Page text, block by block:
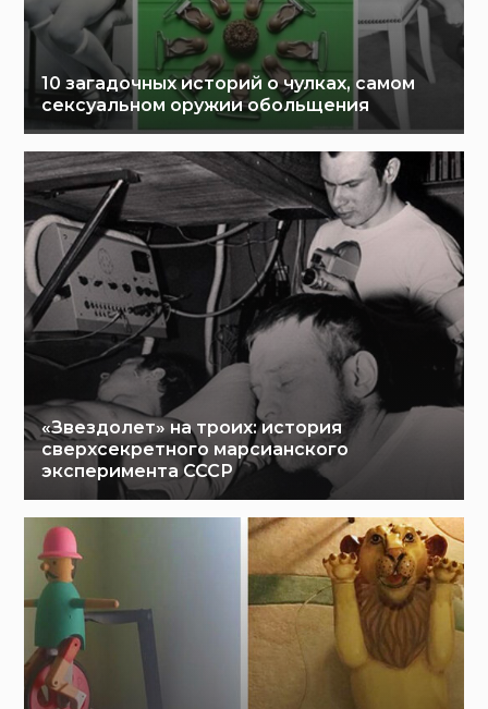
10 загадочных историй о чулках, самом
сексуальном оружии обольщения
«Звездолет» на троих: история
сверхсекретного марсианского
эксперимента СССР